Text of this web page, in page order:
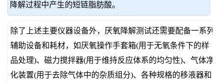
降解过程中产生的短链脂肪酸。
除了上述主要仪器设备外，厌氧降解测试还需要配备一系列
辅助设备和耗材，如厌氧操作手套箱(用于无氧条件下的样
品处理)、磁力搅拌器(用于维持反应体系的均匀性)、气体净
化装置(用于去除气体中的杂质组分)、各种规格的移液器和